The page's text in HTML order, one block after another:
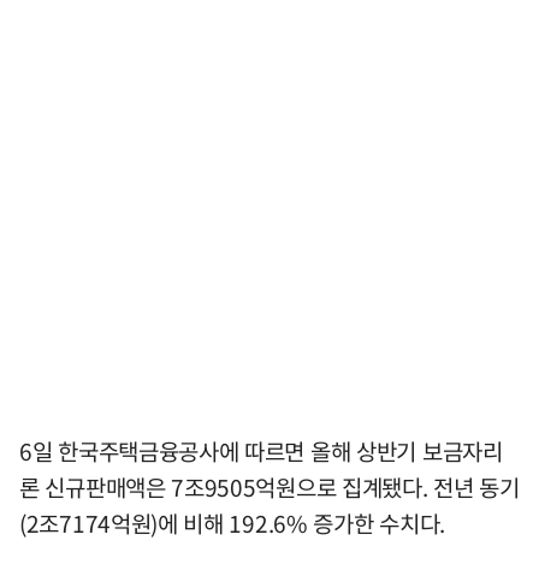
6일 한국주택금융공사에 따르면 올해 상반기 보금자리
론 신규판매액은 7조9505억원으로 집계됐다. 전년 동기
(2조7174억원)에 비해 192.6% 증가한 수치다.